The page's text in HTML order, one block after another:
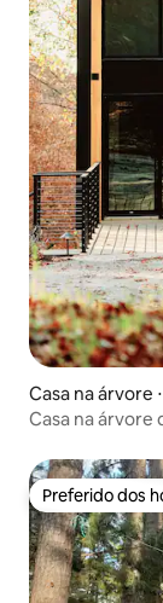
Casa na árvore
Casa na árvore
Preferido dos
Preferido dos